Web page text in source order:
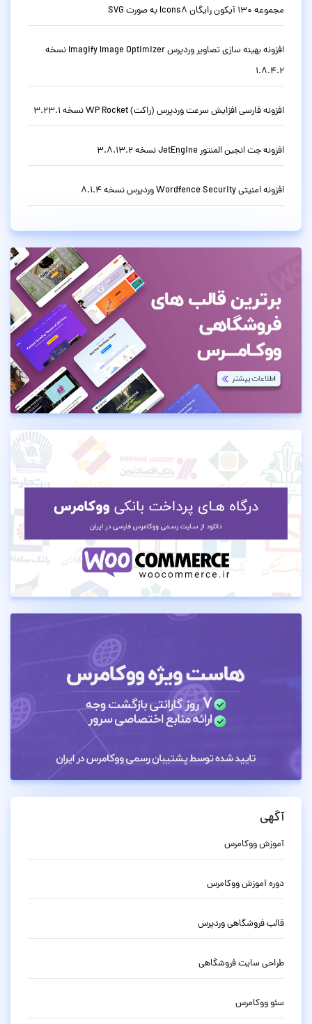
مجموعه 130 آیکون رایگان Icons8 به صورت SVG
افزونه بهینه سازی تصاویر وردپرس Imagify Image Optimizer نسخه
1.8.4.2
افزونه فارسی افزایش سرعت وردپرس (راکت) WP Rocket نسخه 3.23.1
افزونه جت انجین المنتور JetEngine نسخه 3.8.13.2
افزونه امنیتی Wordfence Security وردپرس نسخه 8.1.4
آگهی
آموزش ووکامرس
دوره آموزش ووکامرس
قالب فروشگاهی وردپرس
طراحی سایت فروشگاهی
سئو ووکامرس